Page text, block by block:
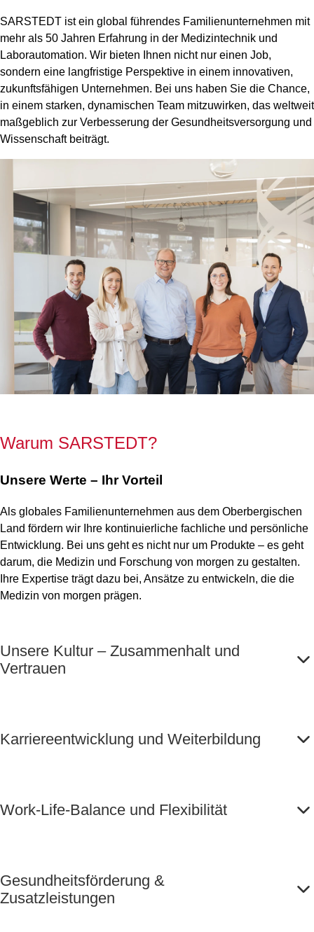
SARSTEDT ist ein global führendes Familienunternehmen mit
mehr als 50 Jahren Erfahrung in der Medizintechnik und
Laborautomation. Wir bieten Ihnen nicht nur einen Job,
sondern eine langfristige Perspektive in einem innovativen,
zukunftsfähigen Unternehmen. Bei uns haben Sie die Chance,
in einem starken, dynamischen Team mitzuwirken, das weltweit
maßgeblich zur Verbesserung der Gesundheitsversorgung und
Wissenschaft beiträgt.
Warum SARSTEDT?
Unsere Werte – Ihr Vorteil
Als globales Familienunternehmen aus dem Oberbergischen
Land fördern wir Ihre kontinuierliche fachliche und persönliche
Entwicklung. Bei uns geht es nicht nur um Produkte – es geht
darum, die Medizin und Forschung von morgen zu gestalten.
Ihre Expertise trägt dazu bei, Ansätze zu entwickeln, die die
Medizin von morgen prägen.
Unsere Kultur – Zusammenhalt und
Vertrauen
Karriereentwicklung und Weiterbildung
Work-Life-Balance und Flexibilität
Gesundheitsförderung &
Zusatzleistungen